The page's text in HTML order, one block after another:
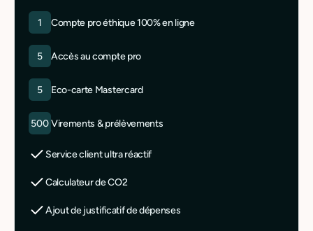
1 Compte pro éthique 100% en ligne
5 Accès au compte pro
5 Eco-carte Mastercard
500 Virements & prélèvements
Service client ultra réactif
Calculateur de CO2
Ajout de justificatif de dépenses